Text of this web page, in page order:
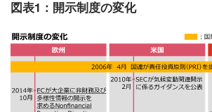
図表1：開示制度の変化